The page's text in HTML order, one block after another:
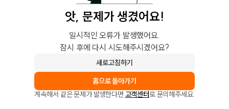
앗, 문제가 생겼어요!
일시적인 오류가 발생했어요.
잠시 후에 다시 시도해주시겠어요?
새로고침하기
홈으로 돌아가기
계속해서 같은 문제가 발생한다면 고객센터로 문의해주세요.